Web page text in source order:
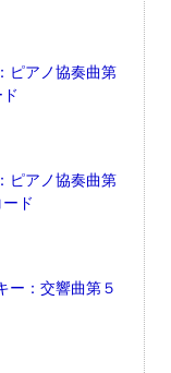
ピアノ協奏曲第
ピアノ協奏曲第
ド
ー：交響曲第５